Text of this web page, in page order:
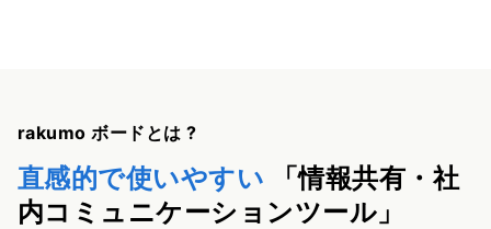
rakumo ボードとは ?
直感的で使いやすい
「情報共有・社
内コミュニケーションツール」